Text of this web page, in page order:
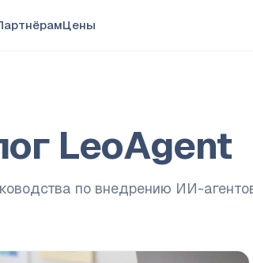
Цены
LeoAgent
по внедрению ИИ-